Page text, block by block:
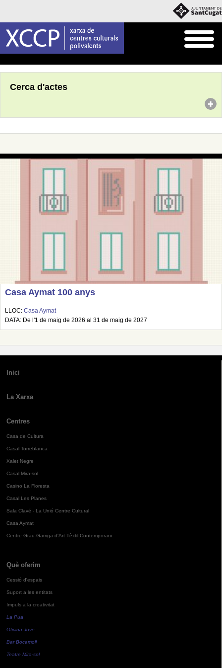
Cerca d'actes
Casa Aymat 100 anys
LLOC: Casa Aymat
DATA: De l'1 de maig de 2026 al 31 de maig de 2027
Inici
La Xarxa
Centres
Casa de Cultura
Casal Torreblanca
Xalet Negre
Casal Mira-sol
Casino La Floresta
Casal Les Planes
Sala Clavé - La Unió Centre Cultural
Casa Aymat
Centre Grau-Garriga d'Art Tèxtil Contemporani
Què oferim
Cessió d'espais
Suport a les entitats
Impuls a la creativitat
La Pua
Oficina Jove
Bar Bocamoll
Teatre Mira-sol